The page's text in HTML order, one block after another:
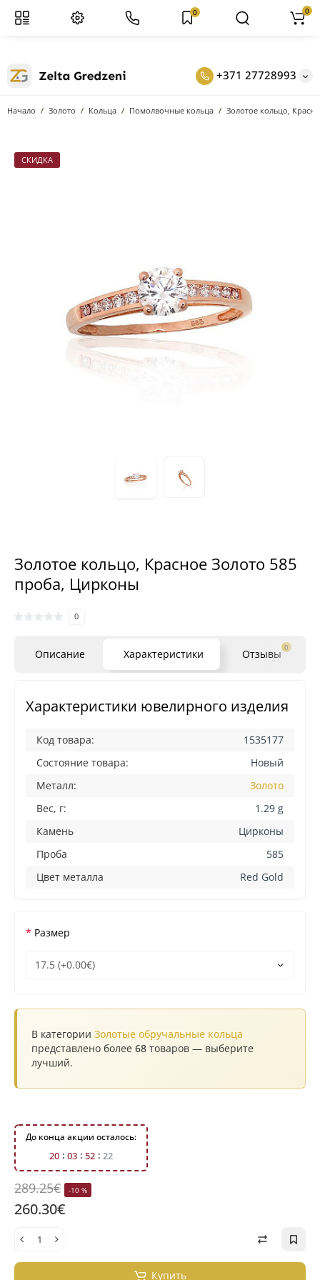
+371 27728993
0 0
Начало Золото Кольцa Помолвочные кольца Золотое кольцо,
СКИДКА
Золотое кольцо, Красное Золото 585
проба, Цирконы
0
Описание Характеристики Отзывы 0
Характеристики ювелирного изделия
Код товара:
1535177
Состояние товара:
Новый
Металл:
Золото
Вес, г:
1.29 g
Камень
Цирконы
Проба
585
Цвет металла
Red Gold
Размер
В категории Золотые обручальные кольца
представлено более 68 товаров — выберите
лучший.
До конца акции осталось:
20 03 52 21
289.25€ -10 %
260.30€
Купить